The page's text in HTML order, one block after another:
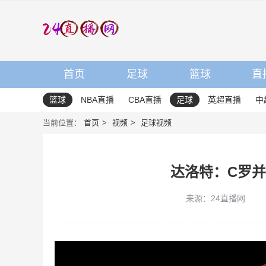
首页 足球 篮球 直
篮球 NBA直播 CBA直播 足球 英超直播 中
当前位置： 首页 视频 足球视频
达洛特：C罗
来源：24直播网